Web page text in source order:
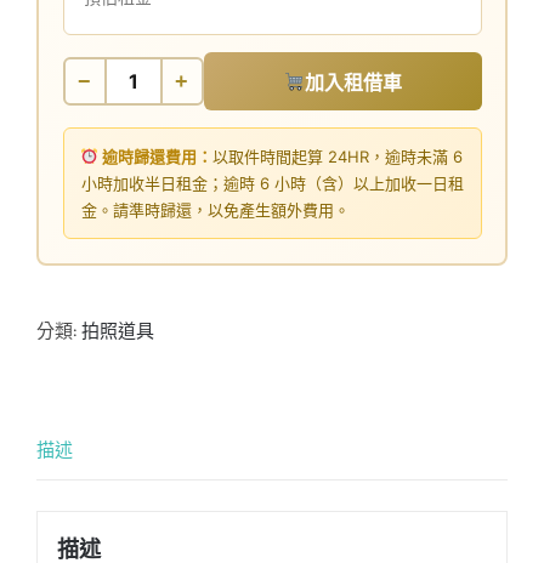
− + 加入租借車
逾時歸還費用：以取件時間起算 24HR，逾時未滿 6
小時加收半日租金；逾時 6 小時（含）以上加收一日租
金。請準時歸還，以免產生額外費用。
分類: 拍照道具
描述
描述